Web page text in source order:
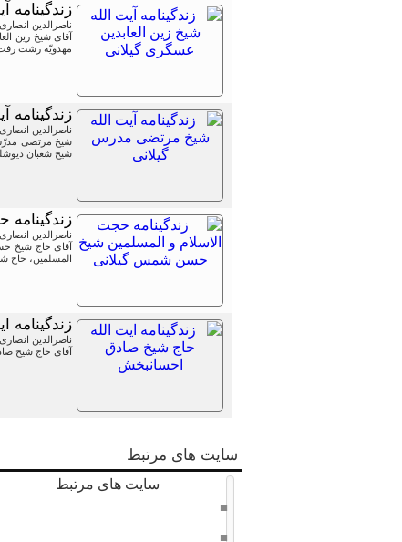
زندگینامه
ناصرالدین
مهدویّه رشت رفت و در سال ۱۳۲۷ ش به مدرسه
ناصرالدین
شیخ شعبان دیوشلى گیلانى ( ١٢٧۵ - ١٣۴٨ ق) از
ناصرالدین
المسلمین، حاج شیخ علی رشتی
ناصرالدین
آقای حاج شیخ
سایت های مرتبط
سایت های مرتبط